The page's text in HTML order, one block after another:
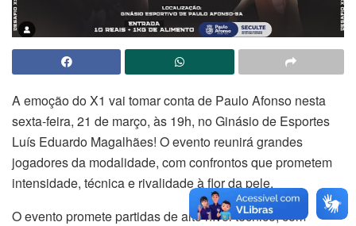
A emoção do X1 vai tomar conta de Paulo Afonso nesta
sexta-feira, 21 de março, às 19h, no Ginásio de Esportes
Luís Eduardo Magalhães! O evento reunirá grandes
jogadores da modalidade, com confrontos que prometem
intensidade, técnica e rivalidade à flor da pele.
O evento promete partidas de alto nível técnico, com